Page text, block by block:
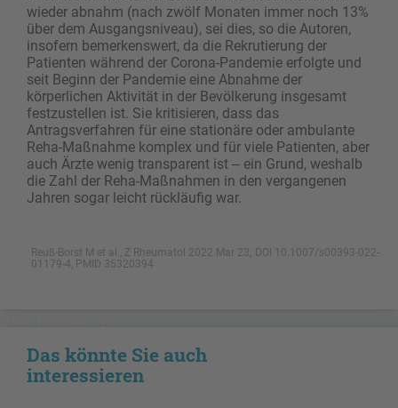
wieder abnahm (nach zwölf Monaten immer noch 13%
über dem Ausgangsniveau), sei dies, so die Autoren,
insofern bemerkenswert, da die Rekrutierung der
Patienten während der Corona-Pandemie erfolgte und
seit Beginn der Pandemie eine Abnahme der
körperlichen Aktivität in der Bevölkerung insgesamt
festzustellen ist. Sie kritisieren, dass das
Antragsverfahren für eine stationäre oder ambulante
Reha-Maßnahme komplex und für viele Patienten, aber
auch Ärzte wenig transparent ist ‒ ein Grund, weshalb
die Zahl der Reha-Maßnahmen in den vergangenen
Jahren sogar leicht rückläufig war.
Reuß-Borst M et al., Z Rheumatol 2022 Mar 23; DOI 10.1007/s00393-022-
01179-4, PMID 35320394
Das könnte Sie auch
interessieren